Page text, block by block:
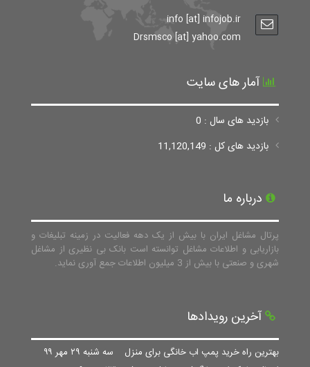
info [at] infojob.ir
Drsmsco [at] yahoo.com
آمار های سایت
بازدید های سال : 0
بازدید های کل : 11,120,149
درباره ما
پرتال مشاغل ایران با بیش از یک دهه فعالیت در زمینه تبلیغات و
بازاریابی و اطلاعات مشاغل توانسته است بانک بی نظیری از مشاغل
شهری و صنعتی با بیش از 3 میلیون اطلاعات جمع آوری نماید.
آخرین رویدادها
بهترین راه خرید پمپ اب خانگی برای منزل سه شنبه ۲۹ مهر ۹۹